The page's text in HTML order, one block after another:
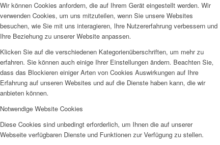
Wir können Cookies anfordern, die auf Ihrem Gerät eingestellt werden. Wir
verwenden Cookies, um uns mitzuteilen, wenn Sie unsere Websites
besuchen, wie Sie mit uns interagieren, Ihre Nutzererfahrung verbessern und
Ihre Beziehung zu unserer Website anpassen.
Klicken Sie auf die verschiedenen Kategorienüberschriften, um mehr zu
erfahren. Sie können auch einige Ihrer Einstellungen ändern. Beachten Sie,
dass das Blockieren einiger Arten von Cookies Auswirkungen auf Ihre
Erfahrung auf unseren Websites und auf die Dienste haben kann, die wir
anbieten können.
Notwendige Website Cookies
Diese Cookies sind unbedingt erforderlich, um Ihnen die auf unserer
Webseite verfügbaren Dienste und Funktionen zur Verfügung zu stellen.